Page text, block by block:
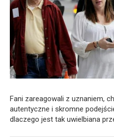
Fani zareagowali z uznaniem,
autentyczne i skromne
dlaczego jest tak uwielbiana